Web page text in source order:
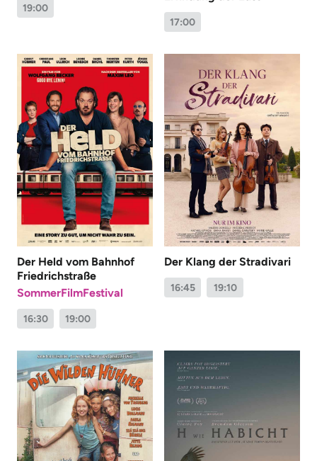
Film & Gespräch
Sneak-Preview
Oper & Ballett Queerfilmnacht
Spätfilmperle Stadt Land Fluss
Dokumentarfilm Kurzfilm
SommerFilmFestival FerienFilmFestival
19:00
17:00
Der Held vom Bahnhof
Friedrichstraße
SommerFilmFestival
16:30 19:00
Der Klang der Stradivari
16:45 19:10